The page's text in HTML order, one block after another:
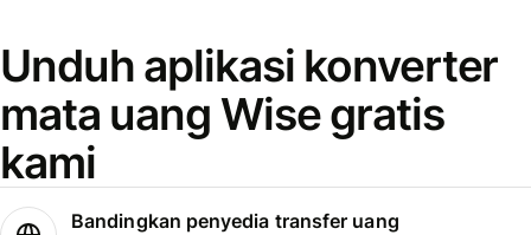
Unduh aplikasi konverter
mata uang Wise gratis
kami
Bandingkan penyedia transfer uang